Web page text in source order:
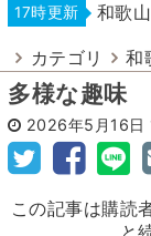
17時更新 和歌
カテゴリ 和
多様な趣味
2026年5月16日
この記事は購読
と